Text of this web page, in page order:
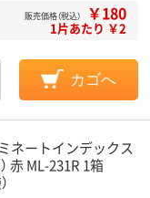
販売価格（税込） ￥180
1片あたり ￥2
カゴへ
ネートインデックス
赤 ML-231R 1箱